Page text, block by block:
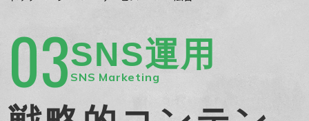
03SNS運用
SNS Marketing